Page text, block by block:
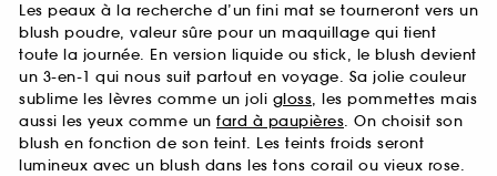
Les peaux à la recherche d’un fini mat se tourneront vers un
blush poudre, valeur sûre pour un maquillage qui tient
toute la journée. En version liquide ou stick, le blush devient
un 3-en-1 qui nous suit partout en voyage. Sa jolie couleur
sublime les lèvres comme un joli gloss, les pommettes mais
aussi les yeux comme un fard à paupières. On choisit son
blush en fonction de son teint. Les teints froids seront
lumineux avec un blush dans les tons corail ou vieux rose.